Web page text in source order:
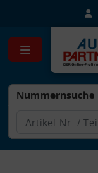
Nummernsuche